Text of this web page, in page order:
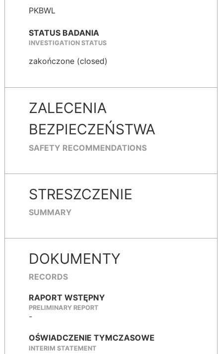
PKBWL
STATUS BADANIA
INVESTIGATION STATUS
zakończone (closed)
ZALECENIA
BEZPIECZEŃSTWA
SAFETY RECOMMENDATIONS
STRESZCZENIE
SUMMARY
DOKUMENTY
RECORDS
RAPORT WSTĘPNY
PRELIMINARY REPORT
-
OŚWIADCZENIE TYMCZASOWE
INTERIM STATEMENT